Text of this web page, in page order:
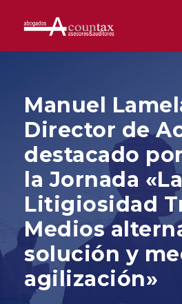
Manuel
Director de
destacado
la Jornada «La
Litigiosidad
Medios
solución y
agilización»